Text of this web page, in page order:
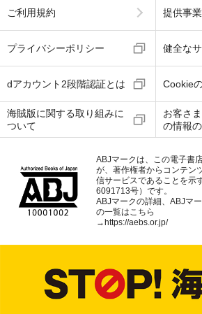
ご利用規約 提供事
プライバシーポリシー 健全な
dアカウント2段階認証とは Cookie
海賊版に関する取り組みに
ついて
お客さ
の情報
ABJマークは、この電子書
が、著作権者からコンテン
信サービスであることを示
6091713号）です。
ABJマークの詳細、ABJマ
の一覧はこちら
→ https://aebs.or.jp/